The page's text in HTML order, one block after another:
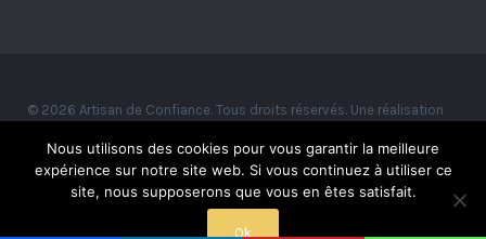
© 2026 Artisan de Confiance. Tous droits réservés. Une réalisation
Nous utilisons des cookies pour vous garantir la meilleure
expérience sur notre site web. Si vous continuez à utiliser ce
site, nous supposerons que vous en êtes satisfait.
Ok